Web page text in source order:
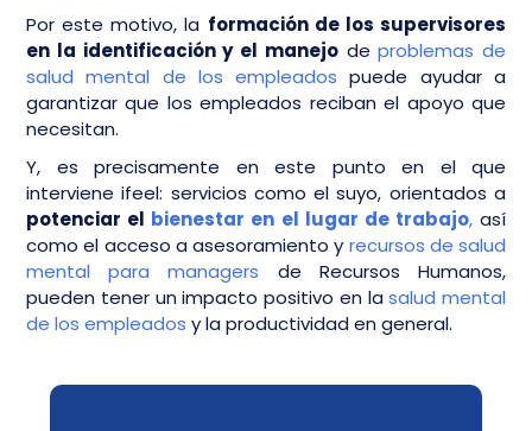
Por este motivo, la formación de los supervisores
en la identificación y el manejodeproblemas de
salud mental de los empleados puede ayudar a
garantizar que los empleados reciban el apoyo que
necesitan.
Y, es precisamente en este punto en el que
interviene ifeel: servicios como el suyo, orientados a
potenciar el bienestar en el lugar de trabajo, así
como el acceso a asesoramiento y recursos de salud
mental para managers de Recursos Humanos,
pueden tener un impacto positivo en lasalud mental
de los empleados y la productividad en general.